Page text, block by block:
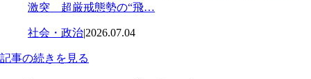
激突 超厳戒態勢の“飛…
社会・政治|2026.07.04
記事の続きを見る